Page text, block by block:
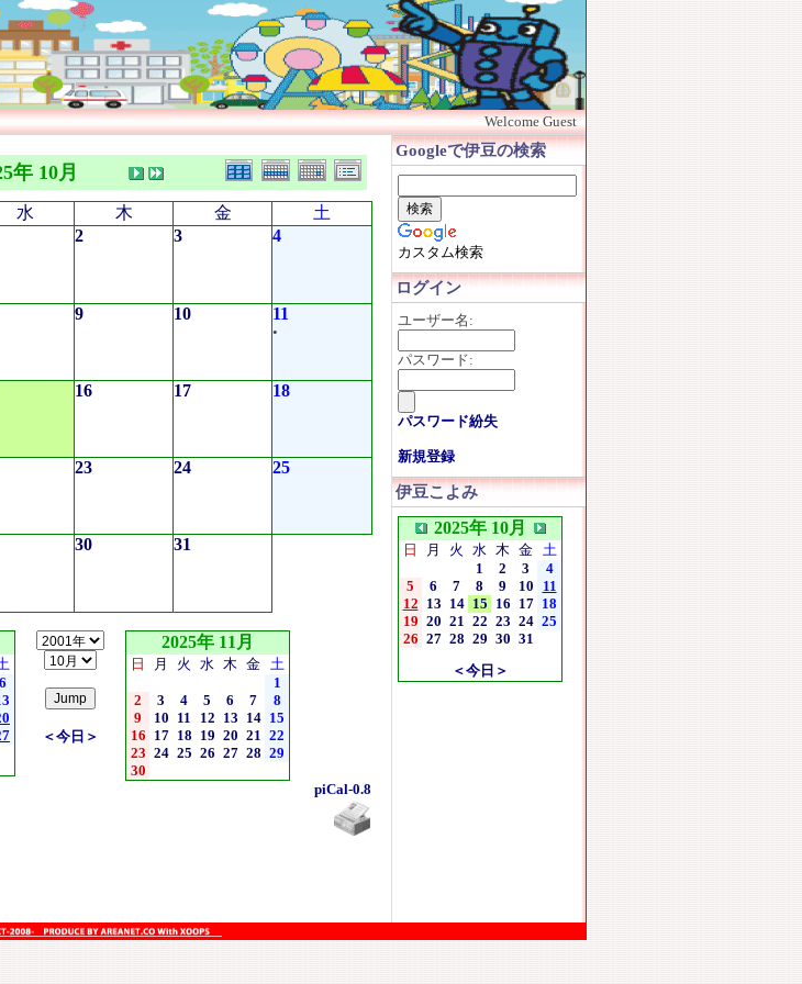
Welcome Guest
年 10月
水 木 金
土
2 3 4
9 10 11
•
16 17 18
23 24 25
30 31
6
＜今日＞
2025年 11月
日 月 火 水 木 金 土
1
2
3 4 5 6 7
8
9
10 11 12 13 14 15
16 17 18 19 20 21 22
23 24 25 26 27 28 29
30
piCal-0.8
Googleで伊豆の検索
カスタム検索
ログイン
ユーザー名:
パスワード:
パスワード紛失
新規登録
伊豆こよみ
2025年 10月
日 月 火 水 木 金 土
1
2 3
4
5
6 7 8 9 10
11
12 13 14 15 16 17 18
19 20 21 22 23 24 25
26 27 28 29 30 31
＜今日＞